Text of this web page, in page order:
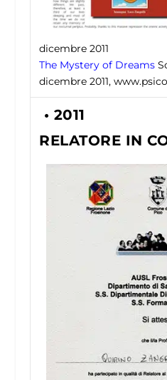
dicembre 2011
The Mystery of Dreams
dicembre 2011,
• 2011
RELATORE IN